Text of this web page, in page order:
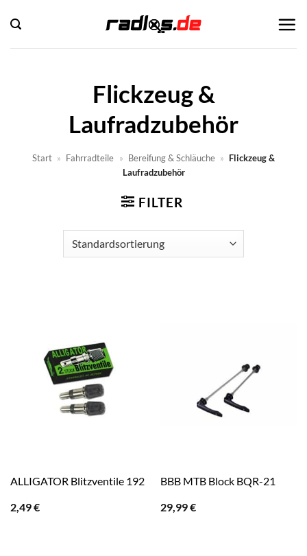
Inhalt
springen
Flickzeug &
Laufradzubehör
Start » Fahrradteile » Bereifung & Schläuche » Flickzeug &
Laufradzubehör
FILTER
ALLIGATOR Blitzventile 192
2,49€
BBB MTB Block BQR-21
29,99€